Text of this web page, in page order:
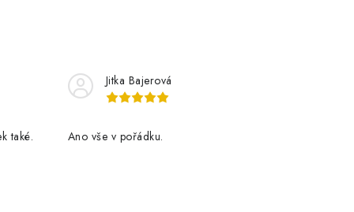
také.
Jitka Bajerová
Ano vše v pořádku.